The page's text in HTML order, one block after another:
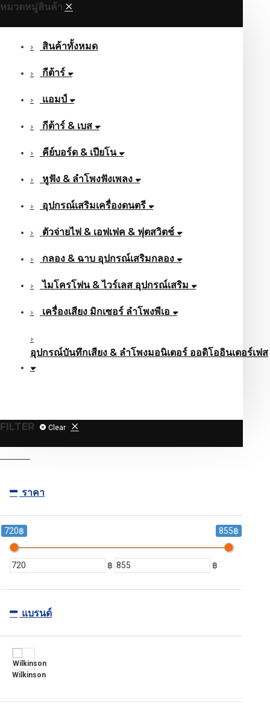
หมวดหมู่สินค้า
สินค้าทั้งหมด
กีต้าร์
แอมป์
กีต้าร์ & เบส
คีย์บอร์ด & เปียโน
หูฟัง & ลําโพงฟังเพลง
อุปกรณ์เสริมเครื่องดนตรี
ตัวจ่ายไฟ & เอฟเฟค & ฟุตสวิตช์
กลอง & ฉาบ อุปกรณ์เสริมกลอง
ไมโครโฟน & ไวร์เลส อุปกรณ์เสริม
เครื่องเสียง มิกเซอร์ ลำโพงพีเอ
อุปกรณ์บันทึกเสียง & ลำโพงมอนิเตอร์ ออดิโออินเตอร์เฟส
FILTER Clear
ราคา
720฿ 855฿
฿ ฿
แบรนด์
Wilkinson